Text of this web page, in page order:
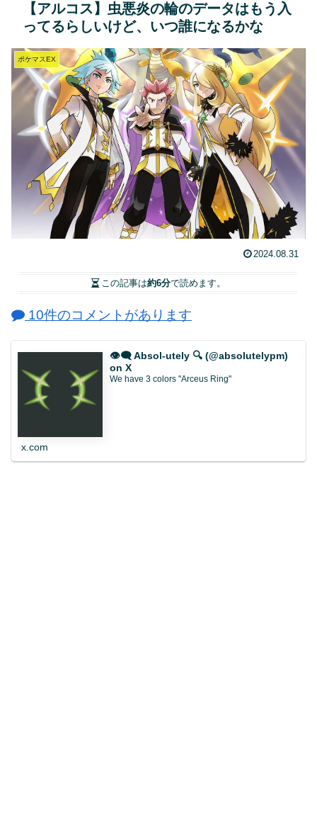
【アルコス】虫悪炎の輪のデータはもう入
ってるらしいけど、いつ誰になるかな
ポケマスEX
2024.08.31
この記事は約6分で読めます。
10件のコメントがあります
👁️‍🗨️ Absol-utely 🔍 (@absolutelypm)
on X
We have 3 colors "Arceus Ring"
x.com